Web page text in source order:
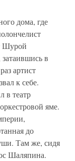
дома, где
Шурой
в
артист
к себе.
в театр
яме.
до
Там же, сидя
Шаляпина.